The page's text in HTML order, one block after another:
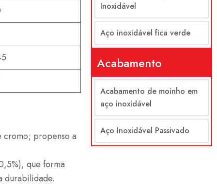
cromo; propenso a
que forma
durabilidade.
Inoxidável
Aço inoxidável fica verde
Acabamento
Acabamento de moinho em
aço inoxidável
Aço Inoxidável Passivado